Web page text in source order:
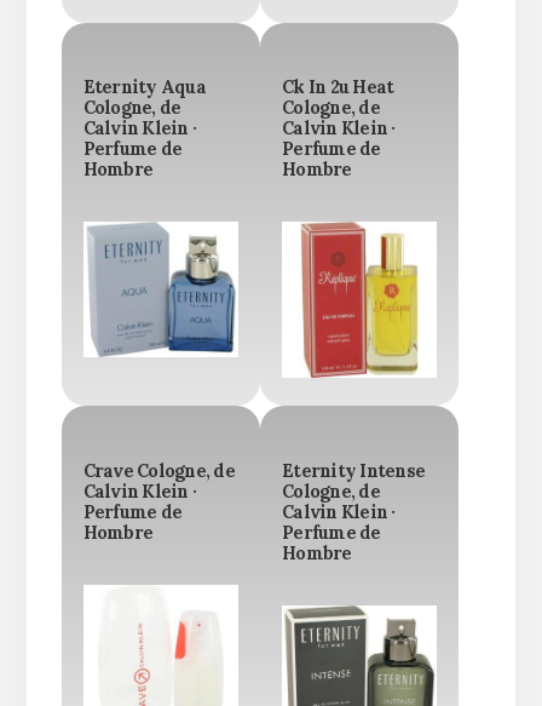
Eternity Aqua
Cologne, de
Calvin Klein ·
Perfume de
Hombre
Ck In 2u Heat
Cologne, de
Calvin Klein ·
Perfume de
Hombre
Crave Cologne, de
Calvin Klein ·
Perfume de
Hombre
Eternity Intense
Cologne, de
Calvin Klein ·
Perfume de
Hombre